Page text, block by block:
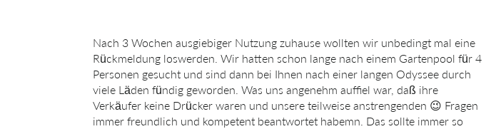
Nach 3 Wochen ausgiebiger Nutzung zuhause wollten wir unbedingt mal eine
Rückmeldung loswerden. Wir hatten schon lange nach einem Gartenpool für 4
Personen gesucht und sind dann bei Ihnen nach einer langen Odyssee durch
viele Läden fündig geworden. Was uns angenehm auffiel war, daß ihre
Verkäufer keine Drücker waren und unsere teilweise anstrengenden 😉 Fragen
immer freundlich und kompetent beantwortet habemn. Das sollte immer so